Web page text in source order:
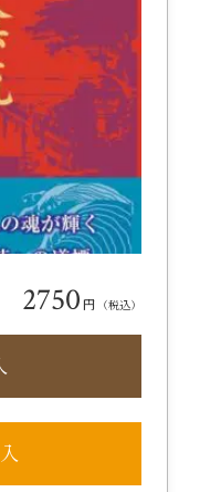
2750 円 （税込）